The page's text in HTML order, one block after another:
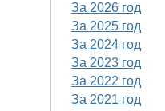
За 2026 год
За 2025 год
За 2024 год
За 2023 год
За 2022 год
За 2021 год